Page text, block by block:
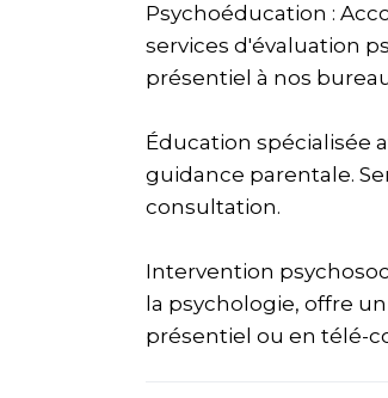
Psychoéducation :
services d'évaluation
présentiel à nos
Éducation spécialisée
guidance parentale.
consultation.
Intervention
la psychologie, offre
présentiel ou en télé-